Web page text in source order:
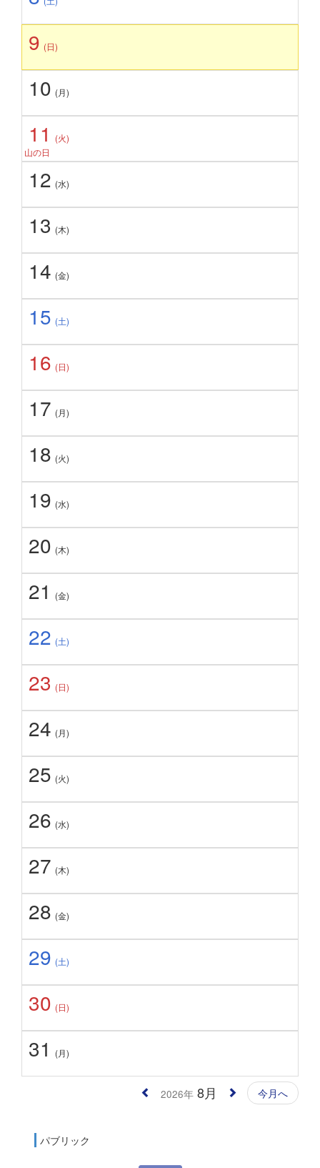
9 (日)
10 (月)
11
(火)
山の日
12 (水)
13 (木)
14 (金)
15 (土)
16 (日)
17 (月)
18 (火)
19 (水)
20 (木)
21 (金)
22 (土)
23 (日)
24 (月)
25 (火)
26 (水)
27 (木)
28 (金)
29 (土)
30 (日)
31 (月)
2026年 8月 今月へ
パブリック